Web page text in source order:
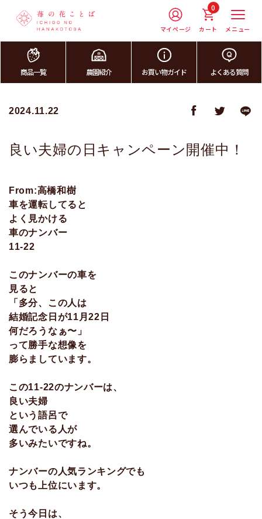
マイページ カート
0
メニュー
商品一覧 農園紹介 お買い物ガイド よくある質問
2024.11.22
良い夫婦の日キャンペーン開催中！
From:高橋和樹
車を運転してると
よく見かける
車のナンバー
11-22
このナンバーの車を
見ると
「多分、この人は
結婚記念日が11月22日
何だろうなぁ〜」
って勝手な想像を
膨らましています。
この11-22のナンバーは、
良い夫婦
という語呂で
選んでいる人が
多いみたいですね。
ナンバーの人気ランキングでも
いつも上位にいます。
そう今日は、